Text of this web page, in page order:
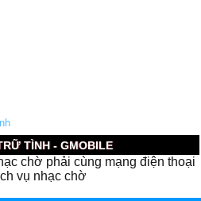
TÌNH - GMOBILE
chờ phải cùng mạng điện thoại
vụ nhạc chờ